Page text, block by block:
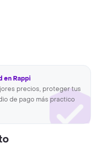
en Rappi
precios, proteger tus
de pago más practico